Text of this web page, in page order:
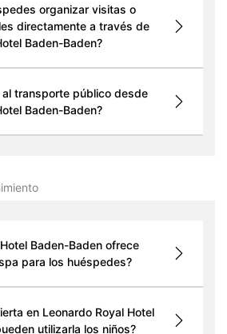
organizar visitas o
directamente a través de
Baden-Baden?
al transporte público desde
Baden-Baden?
Baden-Baden ofrece
para los huéspedes?
en Leonardo Royal Hotel
utilizarla los niños?